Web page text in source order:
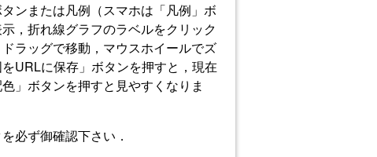
ンまたは凡例（スマホは「凡例」ボ
，折れ線グラフのラベルをクリック
ラッグで移動，マウスホイールでズ
URLに保存」ボタンを押すと，現在
」ボタンを押すと見やすくなりま
必ず御確認下さい．